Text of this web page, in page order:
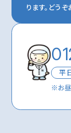
ります。 どうぞ
平
※お